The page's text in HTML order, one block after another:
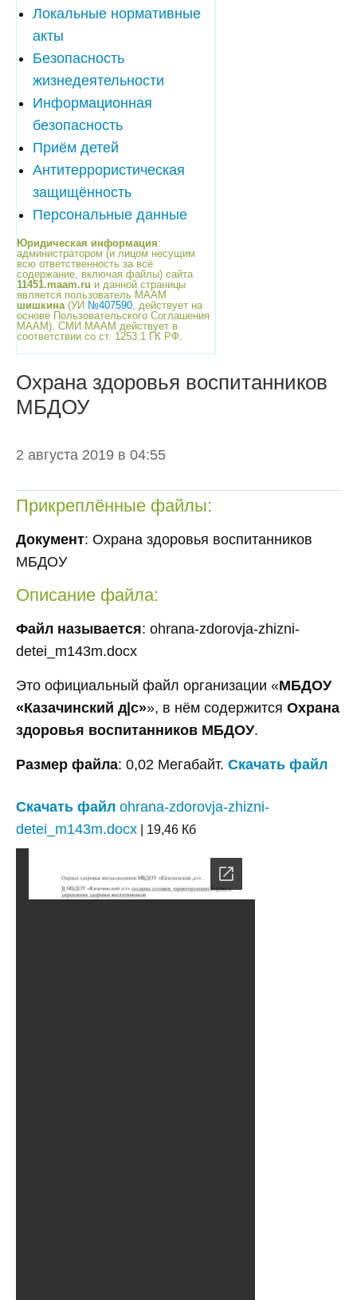
Локальные нормативные
акты
Безопасность
жизнедеятельности
Информационная
безопасность
Приём детей
Антитеррористическая
защищённость
Персональные данные
Юридическая информация:
администратором (и лицом несущим
всю ответственность за всё
содержание, включая файлы) сайта
11451.maam.ru и данной страницы
является пользователь МААМ
шишкина(УИ №407590, действует на
основе Пользовательского Соглашения
МААМ). СМИ МААМ действует в
соответствии со ст. 1253.1 ГК РФ.
Охрана здоровья воспитанников
МБДОУ
2 августа 2019 в 04:55
Прикреплённые файлы:
Документ: Охрана здоровья воспитанников
МБДОУ
Описание файла:
Файл называется: ohrana-zdorovja-zhizni-
detei_m143m.docx
Это официальный файл организации «МБДОУ
«Казачинский д|с»», в нём содержится Охрана
здоровья воспитанников МБДОУ.
Размер файла: 0,02 Мегабайт. Скачать файл
Скачать файл ohrana-zdorovja-zhizni-
detei_m143m.docx | 19,46 Кб